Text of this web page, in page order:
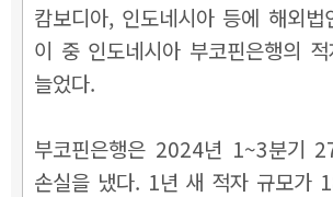
캄보디아, 인도네시아 등에 해외법
이 중 인도네시아 부코핀은행의
늘었다.
부코핀은행은 2024년 1~3분기
손실을 냈다. 1년 새 적자 규모가